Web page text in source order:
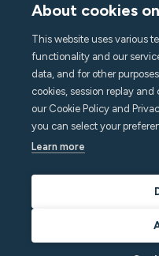
About cookies
This website uses various
functionality and our
data, and for other
cookies, session replay
our Cookie Policy and
you can select your
Learn more